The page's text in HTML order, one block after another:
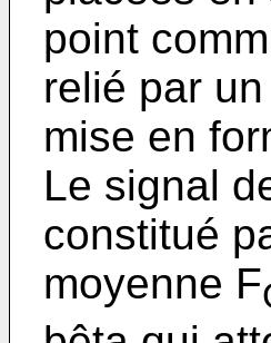
point
relié par
mise en
Le signal
consti­tué
moyenne F